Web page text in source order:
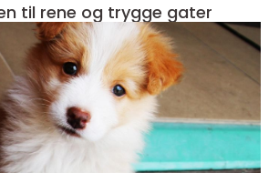
til rene og trygge gater